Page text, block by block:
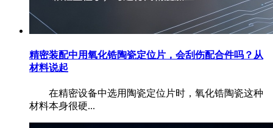
精密装配中用氧化锆陶瓷定位片，会刮伤配合件吗？从
材料说起
在精密设备中选用陶瓷定位片时，氧化锆陶瓷这种
材料本身很硬...